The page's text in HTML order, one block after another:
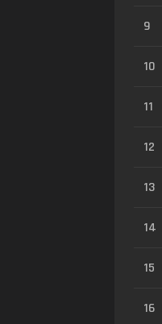
9
10
11
12
13
14
15
16